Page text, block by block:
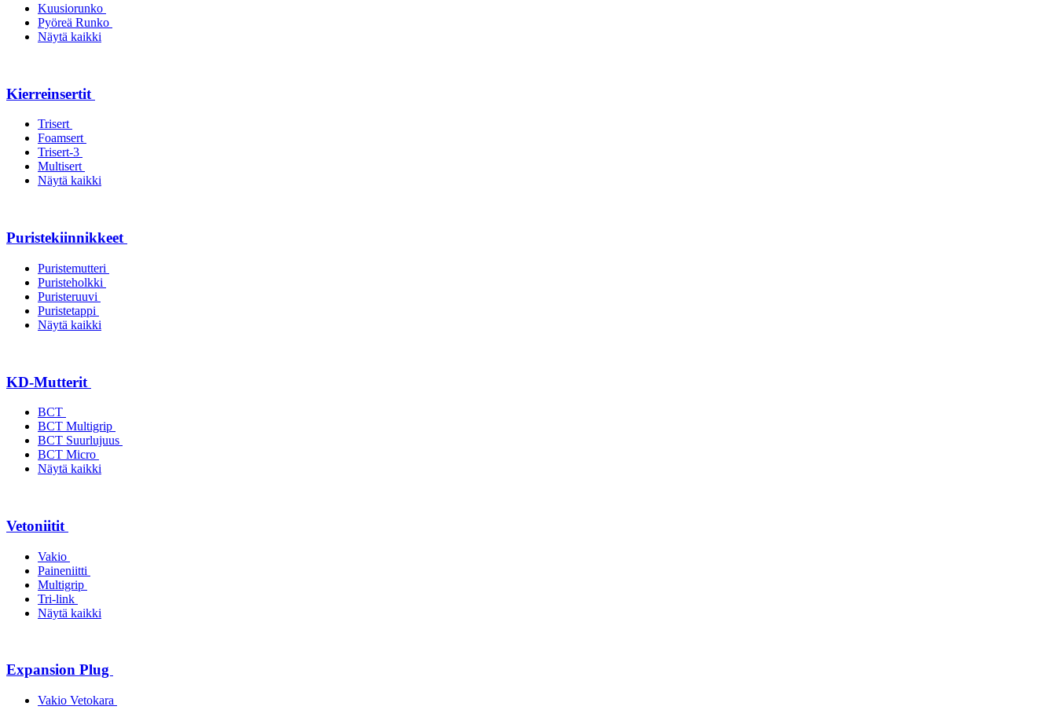
Kuusiorunko
Pyöreä Runko
Näytä kaikki
Kierreinsertit
Trisert
Foamsert
Trisert-3
Multisert
Näytä kaikki
Puristekiinnikkeet
Puristemutteri
Puristeholkki
Puristeruuvi
Puristetappi
Näytä kaikki
KD-Mutterit
BCT
BCT Multigrip
BCT Suurlujuus
BCT Micro
Näytä kaikki
Vetoniitit
Vakio
Paineniitti
Multigrip
Tri-link
Näytä kaikki
Expansion Plug
Vakio Vetokara